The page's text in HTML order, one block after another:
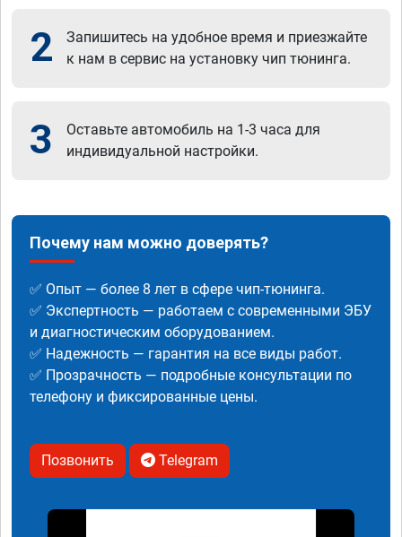
2
Запишитесь на удобное время и приезжайте
к нам в сервис на установку чип тюнинга.
3
Оставьте автомобиль на 1-3 часа для
индивидуальной настройки.
Почему нам можно доверять?
✅ Опыт — более 8 лет в сфере чип-тюнинга.
✅ Экспертность — работаем с современными ЭБУ
и диагностическим оборудованием.
✅ Надежность — гарантия на все виды работ.
✅ Прозрачность — подробные консультации по
телефону и фиксированные цены.
Позвонить Telegram